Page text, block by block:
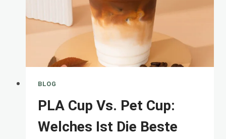
ZU
BAUEN
BLOG
PLA Cup Vs. Pet Cup:
Welches Ist Die Beste